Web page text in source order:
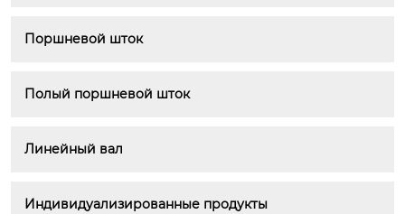
Поршневой шток
Полый поршневой шток
Линейный вал
Индивидуализированные продукты